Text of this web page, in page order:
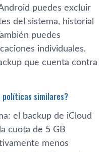
puedes excluir
del sistema, historial
puedes
individuales.
que cuenta contra
políticas similares?
el backup de iCloud
cuota de 5 GB
menos